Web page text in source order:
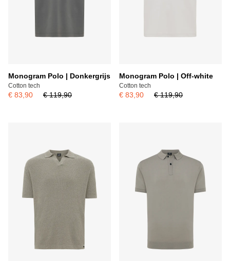
Monogram Polo | Donkergrijs
Cotton tech
€ 83,90 € 119,90
Monogram Polo | Off-white
Cotton tech
€ 83,90 € 119,90